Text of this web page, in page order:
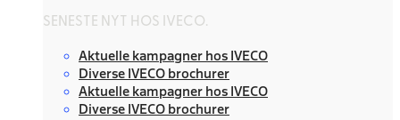
SENESTE NYT HOS IVECO.
Aktuelle kampagner hos IVECO
Diverse IVECO brochurer
Aktuelle kampagner hos IVECO
Diverse IVECO brochurer